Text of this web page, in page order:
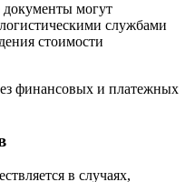
могут
службами
стоимости
финансовых и платежных
в случаях,